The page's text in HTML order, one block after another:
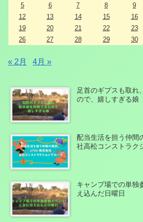
5 6 7 8 9
12
13 14 15 16
19
20 21 22 23
26
27 28 29 30
« 2月 4月 »
足首のギプスも取れ
ので、嬉しすぎる娘
配当生活を担う仲間
社高松コンストラク
キャンプ場での単独
え込んだ日曜日